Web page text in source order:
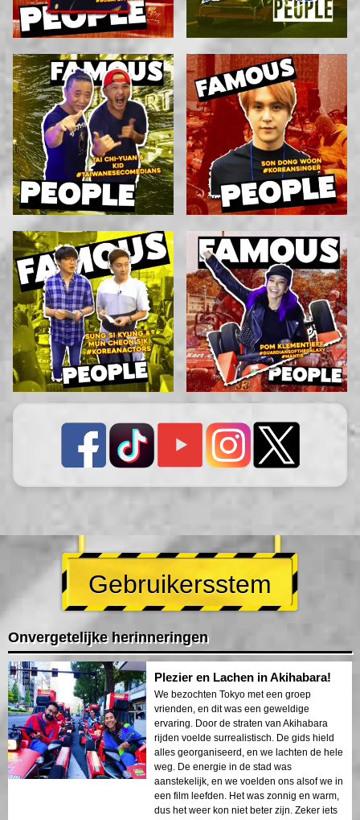
Gebruikersstem
Onvergetelijke herinneringen
Plezier en Lachen in Akihabara!
We bezochten Tokyo met een groep
vrienden, en dit was een geweldige
ervaring. Door de straten van Akihabara
rijden voelde surrealistisch. De gids hield
alles georganiseerd, en we lachten de hele
weg. De energie in de stad was
aanstekelijk, en we voelden ons alsof we in
een film leefden. Het was zonnig en warm,
dus het weer kon niet beter zijn. Zeker iets